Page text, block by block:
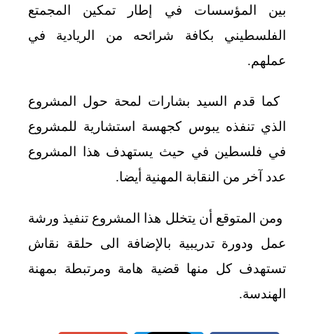
بين المؤسسات في إطار تمكين المجمتع
الفلسطيني بكافة شرائحه من الريادية في
عملهم.
كما قدم السيد بشارات لمحة حول المشروع
الذي تنفذه يبوس كجهسة استشارية للمشروع
في فلسطين في حيث يستهدف هذا المشروع
عدد آخر من النقابة المهنية أيضا.
ومن المتوقع أن يتخلل هذا المشروع تنفيذ ورشة
عمل ودورة تدريبية بالإضافة الى حلقة نقاش
تستهدف كل منها قضية هامة ومرتبطة بمهنة
الهندسة.